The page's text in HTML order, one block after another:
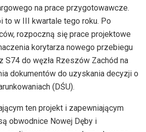
na prace przygotowawcze.
to w III kwartale tego roku. Po
rozpoczną się prace projektowe
korytarza nowego przebiegu
S74 do węzła Rzeszów Zachód na
dokumentów do uzyskania decyzji o
(DŚU).
ten projekt i zapewniającym
obwodnice Nowej Dęby i